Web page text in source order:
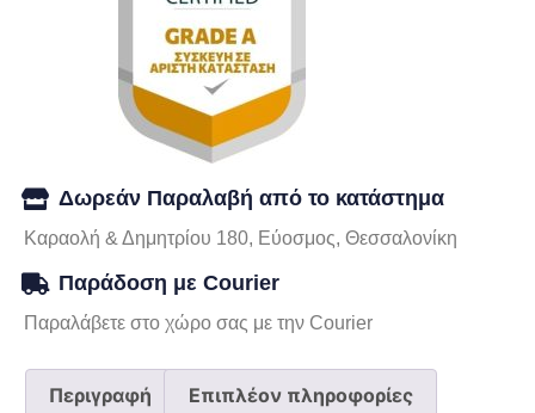
Δωρεάν Παραλαβή από το κατάστημα
Καραολή & Δημητρίου 180, Εύοσμος, Θεσσαλονίκη
Παράδοση με Courier
Παραλάβετε στο χώρο σας με την Courier
Περιγραφή Επιπλέον πληροφορίες